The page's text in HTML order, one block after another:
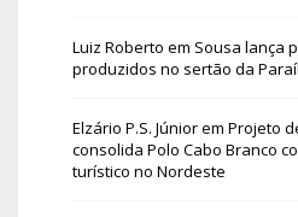
Luiz Roberto em Sousa lança
produzidos no sertão da
Elzário P.S. Júniorem Projeto
consolida Polo Cabo Branco
turístico no Nordeste